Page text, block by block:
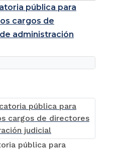
pública para
cargos de
administración
pública para